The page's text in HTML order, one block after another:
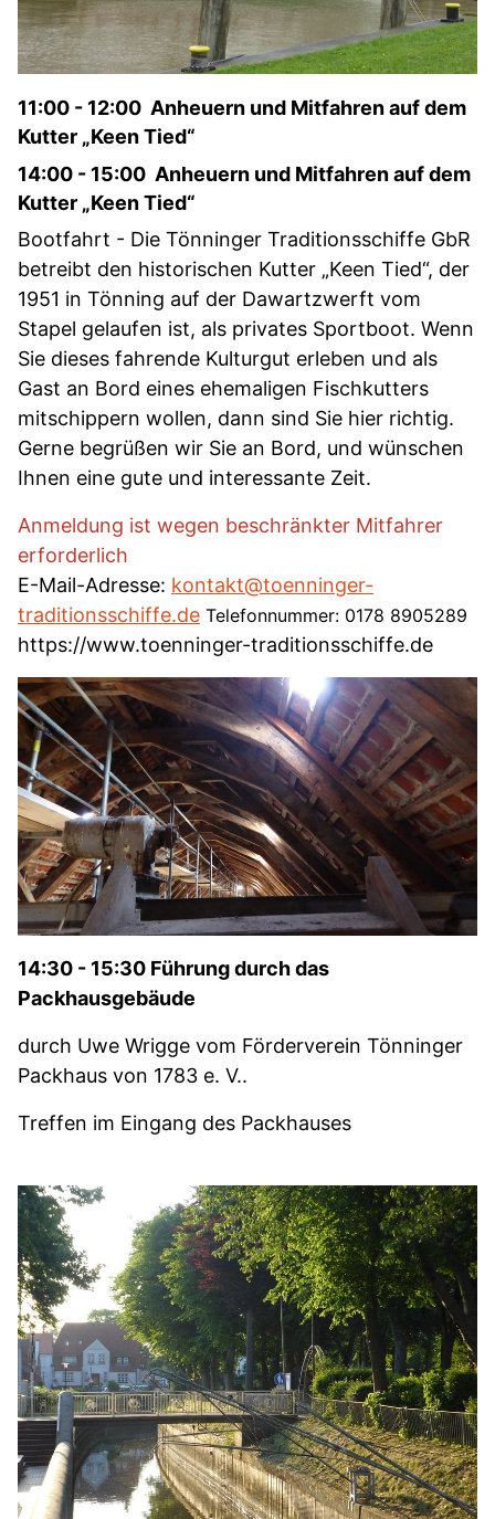
11:00 - 12:00 Anheuern und Mitfahren auf dem
Kutter „Keen Tied“
14:00 - 15:00 Anheuern und Mitfahren auf dem
Kutter „Keen Tied“
Bootfahrt - Die Tönninger Traditionsschiffe GbR
betreibt den historischen Kutter „Keen Tied“, der
1951 in Tönning auf der Dawartzwerft vom
Stapel gelaufen ist, als privates Sportboot. Wenn
Sie dieses fahrende Kulturgut erleben und als
Gast an Bord eines ehemaligen Fischkutters
mitschippern wollen, dann sind Sie hier richtig.
Gerne begrüßen wir Sie an Bord, und wünschen
Ihnen eine gute und interessante Zeit.
Anmeldung ist wegen beschränkter Mitfahrer
erforderlich
E-Mail-Adresse: kontakt@toenninger-
traditionsschiffe.de Telefonnummer: 0178 8905289
https://www.toenninger-traditionsschiffe.de
14:30 - 15:30 Führung durch das
Packhausgebäude
durch Uwe Wrigge vom Förderverein Tönninger
Packhaus von 1783 e. V..
Treffen im Eingang des Packhauses